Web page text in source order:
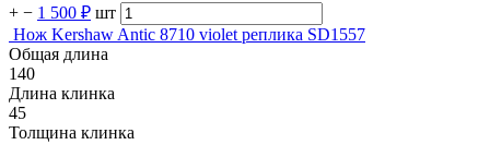
+ − 1 500 ₽ шт
Нож Kershaw Antic 8710 violet реплика SD1557
Общая длина
140
Длина клинка
45
Толщина клинка